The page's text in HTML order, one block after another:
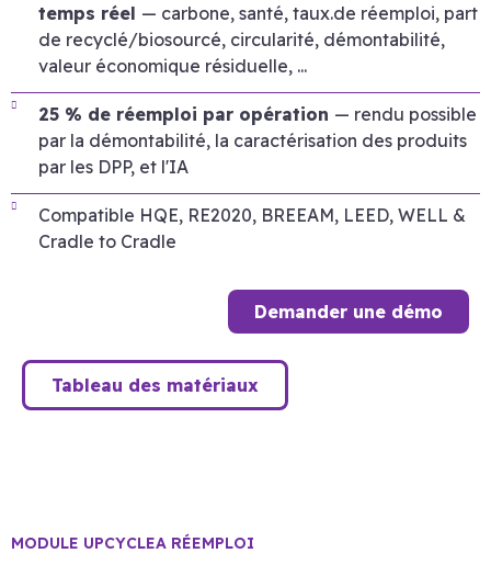
temps réel — carbone, santé, taux.de réemploi, part
de recyclé/biosourcé, circularité, démontabilité,
valeur économique résiduelle, ...
25 % de réemploi par opération — rendu possible
par la démontabilité, la caractérisation des produits
par les DPP, et l'IA
Compatible HQE, RE2020, BREEAM, LEED, WELL &
Cradle to Cradle
Demander une démo
Tableau des matériaux
MODULE UPCYCLEA RÉEMPLOI